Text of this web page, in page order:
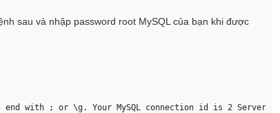
sau và nhập password root MySQL của bạn khi được
end with ; or \g. Your MySQL connection id is 2 Server